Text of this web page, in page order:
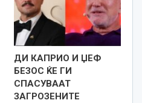
ДИ КАПРИО И ЏЕФ
БЕЗОС ЌЕ ГИ
СПАСУВААТ
ЗАГРОЗЕНИТЕ